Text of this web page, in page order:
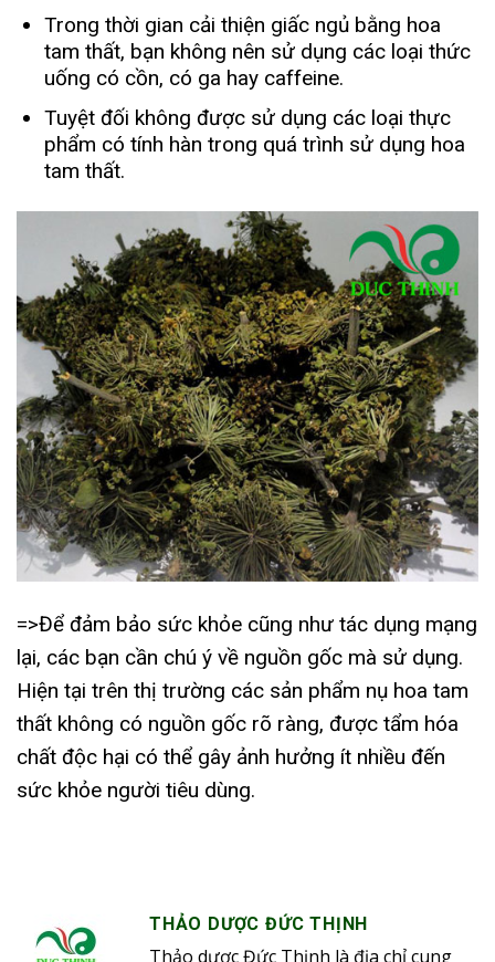
Trong thời gian cải thiện giấc ngủ bằng hoa
tam thất, bạn không nên sử dụng các loại thức
uống có cồn, có ga hay caffeine.
Tuyệt đối không được sử dụng các loại thực
phẩm có tính hàn trong quá trình sử dụng hoa
tam thất.
=>Để đảm bảo sức khỏe cũng như tác dụng mạng
lại, các bạn cần chú ý về nguồn gốc mà sử dụng.
Hiện tại trên thị trường các sản phẩm nụ hoa tam
thất không có nguồn gốc rõ ràng, được tẩm hóa
chất độc hại có thể gây ảnh hưởng ít nhiều đến
sức khỏe người tiêu dùng.
THẢO DƯỢC ĐỨC THỊNH
Thảo dược Đức Thịnh là địa chỉ cung